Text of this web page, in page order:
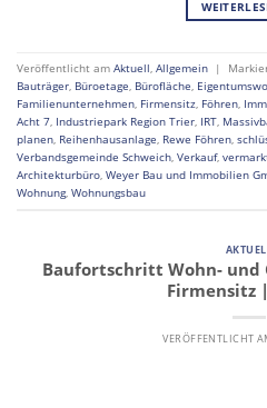
Veröffentlicht am Aktuell, Allgemein |
Bauträger, Büroetage, Bürofläche,
Familienunternehmen, Firmensitz, Föhren,
Acht 7, Industriepark Region Trier, IRT,
planen, Reihenhausanlage, Rewe Föhren,
Verbandsgemeinde Schweich, Verkauf,
Architekturbüro, Weyer Bau und Immobilien
Wohnung, Wohnungsbau
Baufortschritt Wohn- und
Firmensitz
VERÖFFENTLICHT